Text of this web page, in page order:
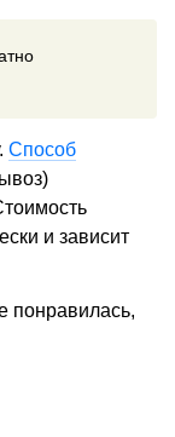
Способ
и зависит
понравилась,